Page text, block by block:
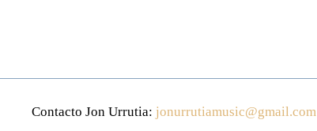
Contacto Jon Urrutia: jonurrutiamusic@gmail.com